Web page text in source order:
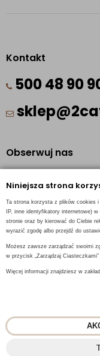
Niniejsza strona
Ta strona korzysta z plików cookies
IP, inne identyfikatory internetowe)
stronie oraz by kierować do Ciebie
wyrazić zgodę albo przejdź do
Możesz zawsze zarządzać swoimi
w przycisk „Zarządzaj
Więcej informacji znajdziesz w
Kontakt
500 48 90
Obserwuj nas
Instagram
© 20182CAFE- Fresh
Projekt i